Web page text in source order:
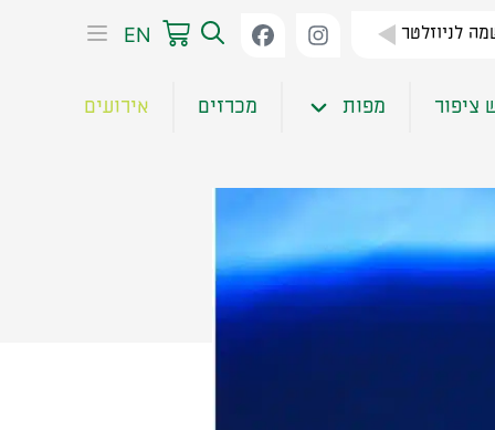
לניוזלטר EN
ציפור מפות מכרזים אירועים